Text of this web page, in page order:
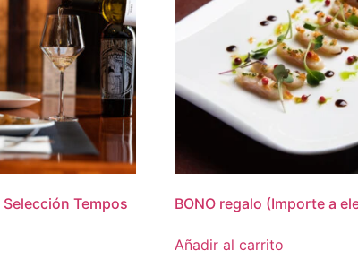
Selección Tempos
BONO regalo (Importe a
Añadir al carrito